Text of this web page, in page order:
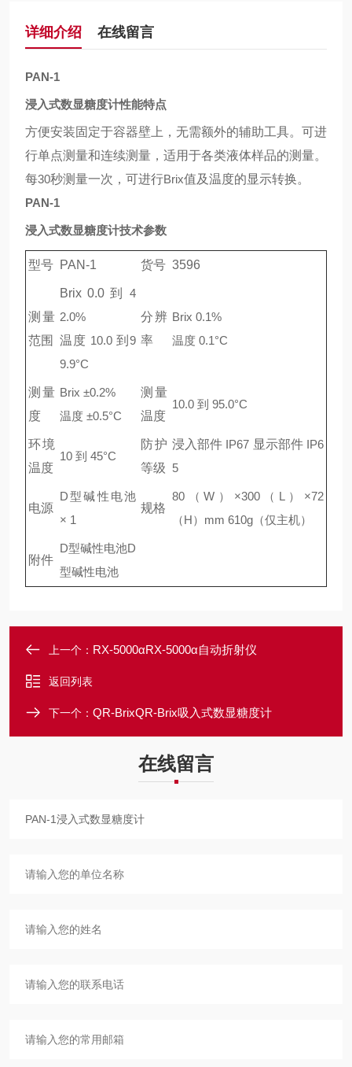
详细介绍 在线留言
PAN-1
浸入式数显糖度计性能特点
方便安装固定于容器壁上，无需额外的辅助工具。可进
行单点测量和连续测量，适用于各类液体样品的测量。
每30秒测量一次，可进行Brix值及温度的显示转换。
PAN-1
浸入式数显糖度计技术参数
型号 PAN-1 货号 3596
测量
范围
Brix 0.0 到
4
2.0%
温度 10.0 到 9
9.9°C
分辨
率
Brix 0.1%
温度 0.1°C
测量
度
Brix ±0.2%
温度 ±0.5°C
测量
温度
10.0 到 95.0°C
环境
温度
10 到 45°C
防护
等级
浸入部件 IP67 显示部件IP6
5
电源
D型碱性电池
× 1
规格
80（W）×300（L）×72
（H）mm 610g（仅主机）
附件
D型碱性电池D
型碱性电池
上一个： RX-5000αRX-5000α自动折射仪
返回列表
下一个： QR-BrixQR-Brix吸入式数显糖度计
在线留言